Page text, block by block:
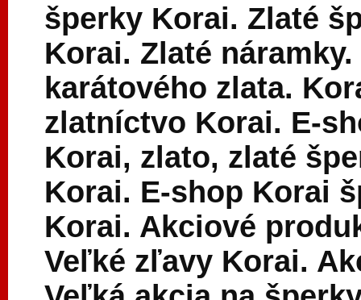
šperky Korai. Zlaté
Korai. Zlaté
karátového zlata.
zlatníctvo Korai. E-
Korai, zlato, zlaté
Korai. E-shop Korai
Korai. Akciové
Veľké zľavy Korai.